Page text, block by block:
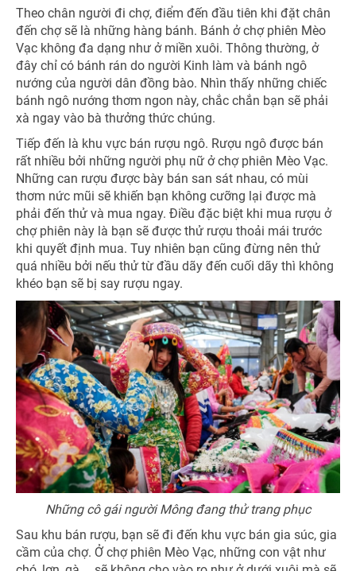
Theo chân người đi chợ, điểm đến đầu tiên khi đặt chân
đến chợ sẽ là những hàng bánh. Bánh ở chợ phiên Mèo
Vạc không đa dạng như ở miền xuôi. Thông thường, ở
đây chỉ có bánh rán do người Kinh làm và bánh ngô
nướng của người dân đồng bào. Nhìn thấy những chiếc
bánh ngô nướng thơm ngon này, chắc chắn bạn sẽ phải
xà ngay vào bà thưởng thức chúng.
Tiếp đến là khu vực bán rượu ngô. Rượu ngô được bán
rất nhiều bởi những người phụ nữ ở chợ phiên Mèo Vạc.
Những can rượu được bày bán san sát nhau, có mùi
thơm nức mũi sẽ khiến bạn không cưỡng lại được mà
phải đến thử và mua ngay. Điều đặc biệt khi mua rượu ở
chợ phiên này là bạn sẽ được thử rượu thoải mái trước
khi quyết định mua. Tuy nhiên bạn cũng đừng nên thử
quá nhiều bởi nếu thử từ đầu dãy đến cuối dãy thì không
khéo bạn sẽ bị say rượu ngay.
Những cô gái người Mông đang thử trang phục
Sau khu bán rượu, bạn sẽ đi đến khu vực bán gia súc, gia
cầm của chợ. Ở chợ phiên Mèo Vạc, những con vật như